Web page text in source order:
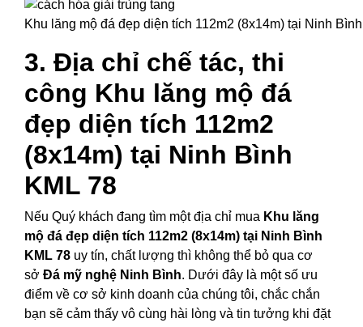
Khu lăng mộ đá đẹp diện tích 112m2 (8x14m) tại Ninh
3. Địa chỉ chế tác, thi
công Khu lăng mộ đá
đẹp diện tích 112m2
(8x14m) tại Ninh Bình
KML 78
Nếu Quý khách đang tìm một địa chỉ mua Khu lăng
mộ đá đẹp diện tích 112m2 (8x14m) tại Ninh Bình
KML 78 uy tín, chất lượng thì không thể bỏ qua cơ
sở Đá mỹ nghệ Ninh Bình. Dưới đây là một số ưu
điểm về cơ sở kinh doanh của chúng tôi, chắc chắn
bạn sẽ cảm thấy vô cùng hài lòng và tin tưởng khi đặt